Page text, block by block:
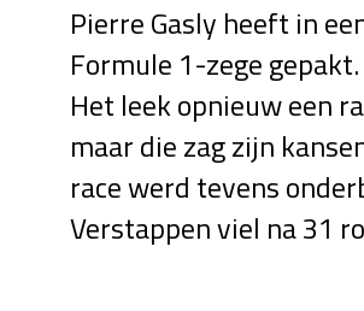
Pierre Gasly heeft in
Formule 1-zege
Het leek opnieuw een
maar die zag zijn
race werd tevens
Verstappen viel na 31